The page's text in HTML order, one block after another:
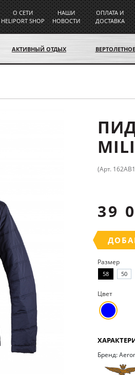
О СЕТИ
HELIPORT SHOP
НАШИ
НОВОСТИ
ОПЛАТА И
ДОСТАВКА
АКТИВНЫЙ ОТДЫХ
(Арт.
39
Размер
58 50
Цвет
Бренд: